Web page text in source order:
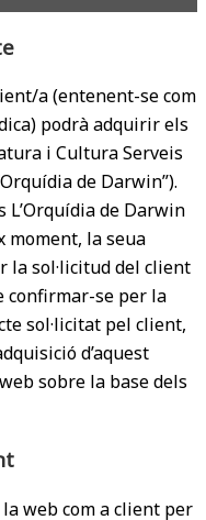
a (entenent-se com
podrà adquirir els
i Cultura Serveis
de Darwin”).
L’Orquídia de Darwin
moment, la seua
la sol·licitud del client
confirmar-se per la
sol·licitat pel client,
d’aquest
sobre la base dels
web com a client per